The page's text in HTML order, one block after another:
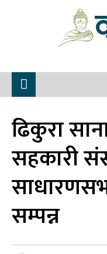
ढिकुरा
सहकारी
सम्पन्न